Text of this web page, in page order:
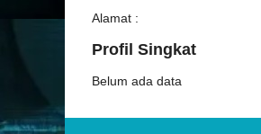
Alamat :
Profil Singkat
Belum ada data